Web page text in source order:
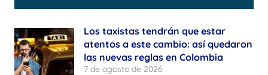
Los taxistas tendrán que estar
atentos a este cambio: así quedaron
las nuevas reglas en Colombia
7 de agosto de 2026